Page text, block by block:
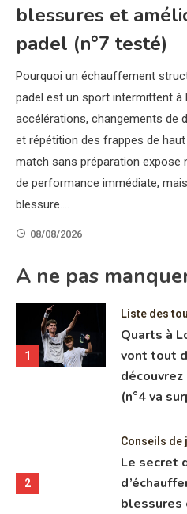
blessures et
padel (n°7 testé)
Pourquoi un échauffement
padel est un sport intermittent à
accélérations, changements de
et répétition des frappes de
match sans préparation expose
de performance immédiate,
blessure.…
08/08/2026
A ne pas
1
Liste des
Quarts à
vont tout
(n°4 va
2
Conseils de
Le secret
blessures